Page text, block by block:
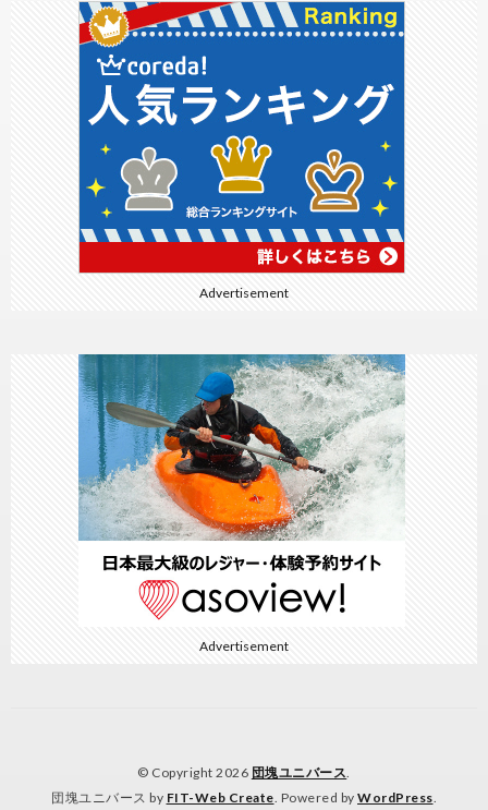
Advertisement
Advertisement
© Copyright 2026 団塊ユニバース.
団塊ユニバース by FIT-Web Create. Powered by WordPress.